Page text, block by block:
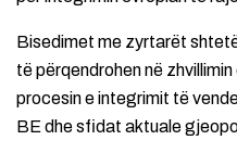
Bisedimet me zyrtarët
të përqendrohen në
procesin e integrimit të
BE dhe sfidat aktuale